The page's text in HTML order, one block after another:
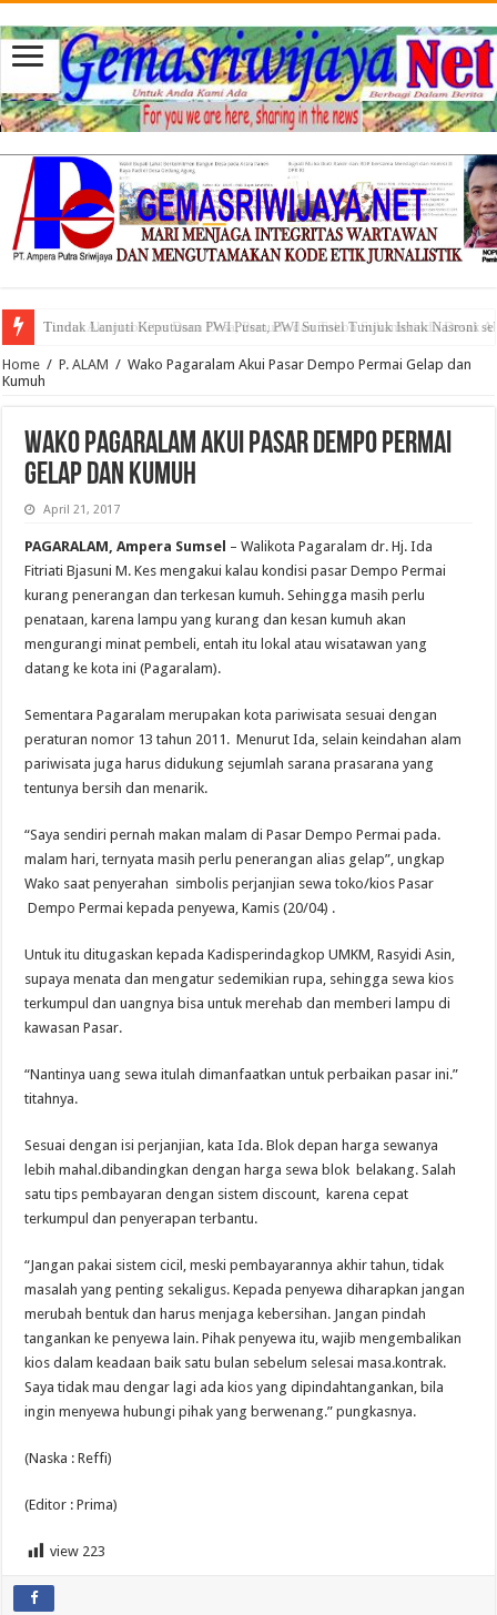
Tuntut Akuntabilitas Dana Desa, Pemuda dan Tokoh Sukamerindu Desak
Home / P. ALAM / Wako Pagaralam Akui Pasar Dempo Permai Gelap dan
Kumuh
Wako Pagaralam Akui Pasar Dempo Permai
Gelap dan Kumuh
April 21, 2017
PAGARALAM, Ampera Sumsel – Walikota Pagaralam dr. Hj. Ida
Fitriati Bjasuni M. Kes mengakui kalau kondisi pasar Dempo Permai
kurang penerangan dan terkesan kumuh. Sehingga masih perlu
penataan, karena lampu yang kurang dan kesan kumuh akan
mengurangi minat pembeli, entah itu lokal atau wisatawan yang
datang ke kota ini (Pagaralam).
Sementara Pagaralam merupakan kota pariwisata sesuai dengan
peraturan nomor 13 tahun 2011. Menurut Ida, selain keindahan alam
pariwisata juga harus didukung sejumlah sarana prasarana yang
tentunya bersih dan menarik.
“Saya sendiri pernah makan malam di Pasar Dempo Permai pada.
malam hari, ternyata masih perlu penerangan alias gelap”, ungkap
Wako saat penyerahan simbolis perjanjian sewa toko/kios Pasar
Dempo Permai kepada penyewa, Kamis (20/04) .
Untuk itu ditugaskan kepada Kadisperindagkop UMKM, Rasyidi Asin,
supaya menata dan mengatur sedemikian rupa, sehingga sewa kios
terkumpul dan uangnya bisa untuk merehab dan memberi lampu di
kawasan Pasar.
“Nantinya uang sewa itulah dimanfaatkan untuk perbaikan pasar ini.”
titahnya.
Sesuai dengan isi perjanjian, kata Ida. Blok depan harga sewanya
lebih mahal.dibandingkan dengan harga sewa blok belakang. Salah
satu tips pembayaran dengan sistem discount, karena cepat
terkumpul dan penyerapan terbantu.
“Jangan pakai sistem cicil, meski pembayarannya akhir tahun, tidak
masalah yang penting sekaligus. Kepada penyewa diharapkan jangan
merubah bentuk dan harus menjaga kebersihan. Jangan pindah
tangankan ke penyewa lain. Pihak penyewa itu, wajib mengembalikan
kios dalam keadaan baik satu bulan sebelum selesai masa.kontrak.
Saya tidak mau dengar lagi ada kios yang dipindahtangankan, bila
ingin menyewa hubungi pihak yang berwenang.” pungkasnya.
(Naska : Reffi)
(Editor : Prima)
view 223